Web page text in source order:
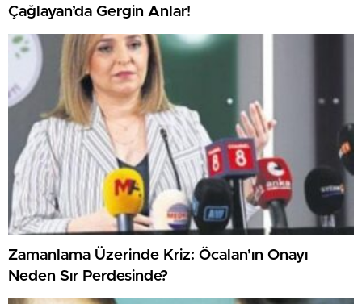
Çağlayan’da Gergin Anlar!
Zamanlama Üzerinde Kriz: Öcalan’ın Onayı
Neden Sır Perdesinde?